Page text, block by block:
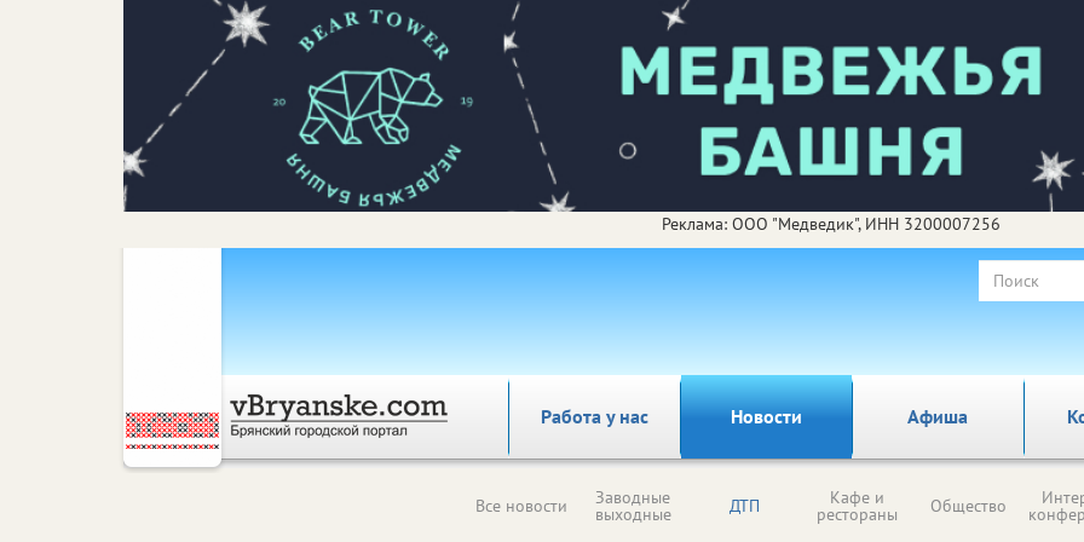
Реклама: ООО "Медведик", ИНН 3200007256
Работа у нас Новости Афиша
Все новости Заводные
выходные ДТП Кафе и
рестораны Общество